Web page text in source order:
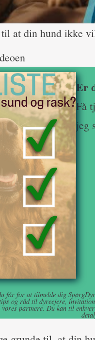
at din hund ikke
Er
Få
jeg
får for at tilmelde dig
og råd til dyreejere,
partnere. Du kan til